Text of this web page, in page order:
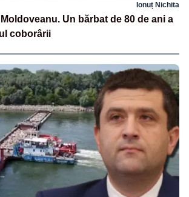
Ionuț Nichita
Un bărbat de 80 de ani a
coborârii